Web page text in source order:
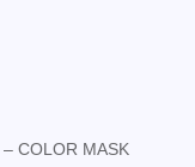
COLOR MASK